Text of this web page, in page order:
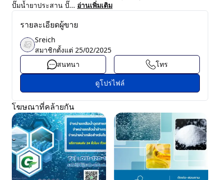
ปั๊มน้ำยาประสาน ปั๊... อ่านเพิ่มเติม
รายละเอียดผู้ขาย
Sreich
สมาชิกตั้งแต่ 25/02/2025
สนทนา
โทร
ดูโปรไฟล์
โฆษณาที่คล้ายกัน